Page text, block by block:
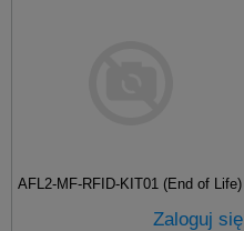
AFL2-MF-RFID-KIT01 (End of Life)
Zaloguj się